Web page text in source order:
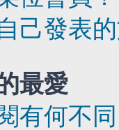
己發表
最愛
有何不